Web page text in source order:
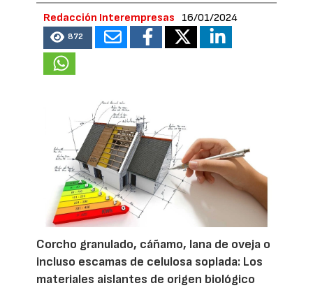
Redacción Interempresas 16/01/2024
872
Corcho granulado, cáñamo, lana de oveja o
incluso escamas de celulosa soplada: Los
materiales aislantes de origen biológico